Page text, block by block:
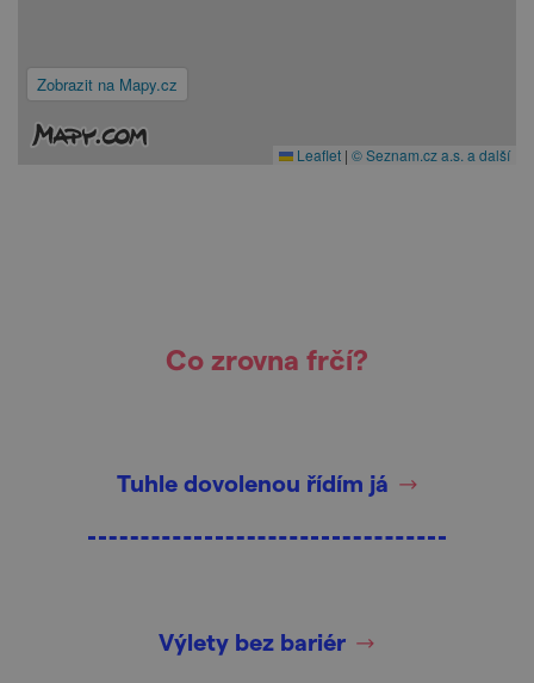
Zobrazit na Mapy.cz
Leaflet | © Seznam.cz a.s. a další
Co zrovna frčí?
Tuhle dovolenou řídím já
Výlety bez bariér